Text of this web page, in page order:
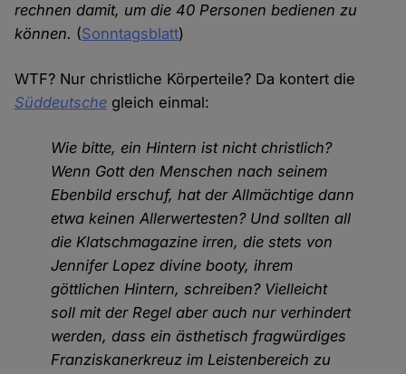
rechnen damit, um die 40 Personen bedienen zu
können. (Sonntagsblatt)
WTF? Nur christliche Körperteile? Da kontert die
Süddeutsche gleich einmal:
Wie bitte, ein Hintern ist nicht christlich?
Wenn Gott den Menschen nach seinem
Ebenbild erschuf, hat der Allmächtige dann
etwa keinen Allerwertesten? Und sollten all
die Klatschmagazine irren, die stets von
Jennifer Lopez divine booty, ihrem
göttlichen Hintern, schreiben? Vielleicht
soll mit der Regel aber auch nur verhindert
werden, dass ein ästhetisch fragwürdiges
Franziskanerkreuz im Leistenbereich zu